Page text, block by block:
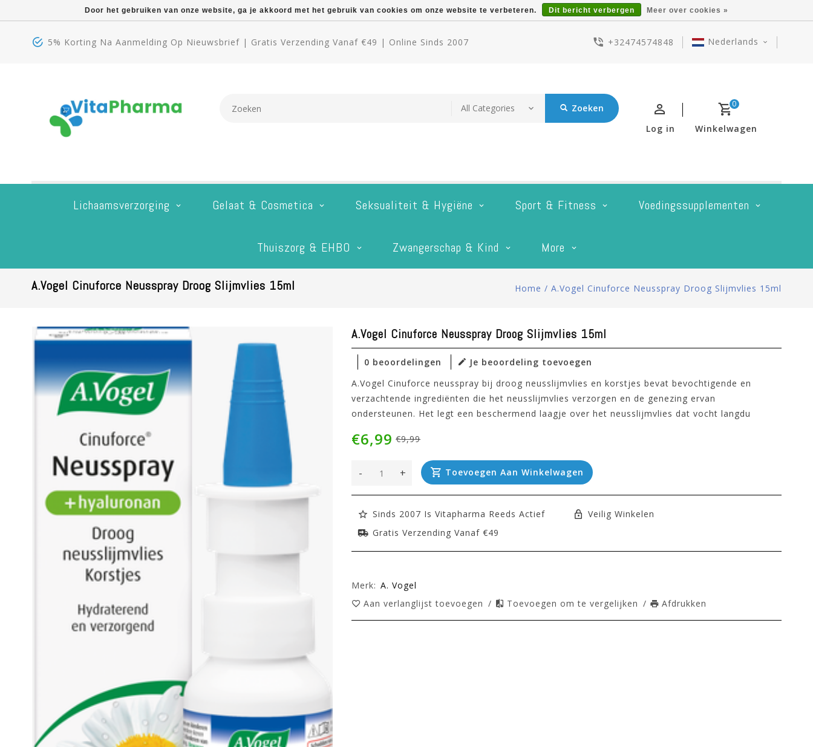
5% Korting Na Aanmelding Op Nieuwsbrief | Gratis Verzending Vanaf €49 | Online Sinds 2007 +32474574848 Nederlands
Zoeken 0
Winkelwagen
Log in
Lichaamsverzorging Gelaat & Cosmetica Seksualiteit & Hygiëne Sport & Fitness Voedingssupplementen
Thuiszorg & EHBO Zwangerschap & Kind More
A.Vogel Cinuforce Neusspray Droog Slijmvlies 15ml Home / A.Vogel Cinuforce Neusspray Droog Slijmvlies 15ml
A.Vogel Cinuforce Neusspray Droog Slijmvlies 15ml
0 beoordelingen
Je beoordeling toevoegen
A.Vogel Cinuforce neusspray bij droog neusslijmvlies en korstjes bevat bevochtigende en
verzachtende ingrediënten die het neusslijmvlies verzorgen en de genezing ervan
ondersteunen. Het legt een beschermend laagje over het neusslijmvlies dat vocht langdu
€9,99
€6,99
+
- Toevoegen Aan Winkelwagen
Sinds 2007 Is Vitapharma Reeds Actief
Veilig Winkelen
Gratis Verzending Vanaf €49
Merk: A. Vogel
Aan verlanglijst toevoegen / Toevoegen om te vergelijken / Afdrukken
Door het gebruiken van onze website, ga je akkoord met het gebruik van cookies om onze website te verbeteren. Dit bericht verbergen Meer over cookies »